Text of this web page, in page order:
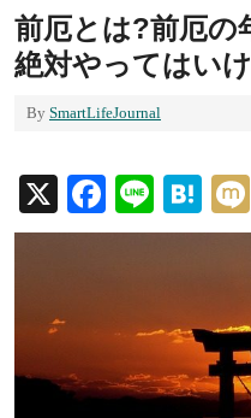
前厄とは?前厄の
絶対やってはい
By SmartLifeJournal
X Facebook
Line